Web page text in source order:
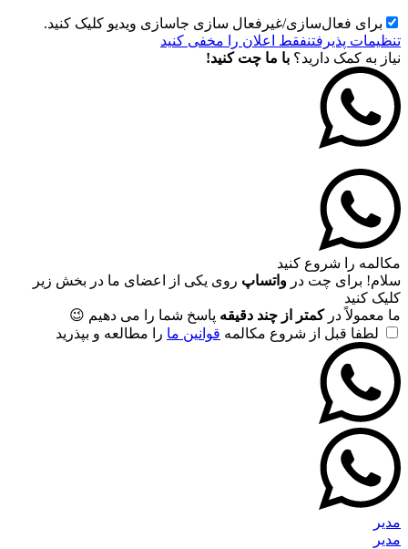
برای فعال‌سازی/غیرفعال سازی جاسازی ویدیو کلیک کنید.
تنظیمات پذیرفتنفقط اعلان را مخفی کنید
نیاز به کمک دارید؟ با ما چت کنید!
مکالمه را شروع کنید
سلام! برای چت در واتساپ روی یکی از اعضای ما در بخش زیر
کلیک کنید
ما معمولاً درکمتر از چند دقیقه پاسخ شما را می دهیم 😉
لطفا قبل از شروع مکالمه قوانین ما را مطالعه و بپذرید
مدیر
مدیر